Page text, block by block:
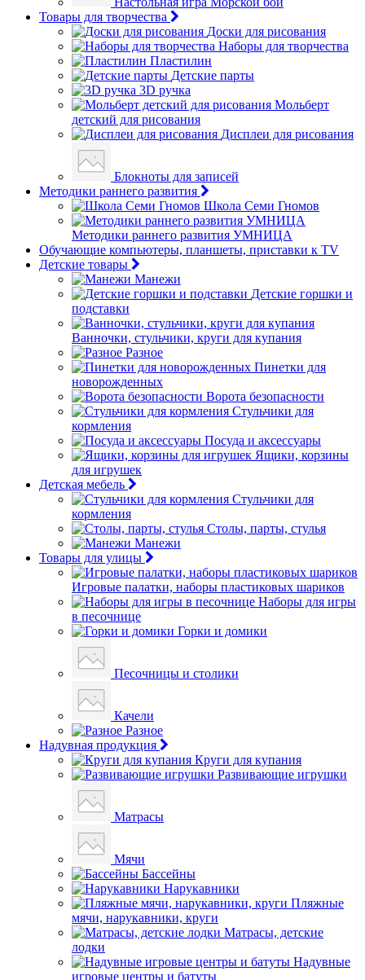
Товары для творчества
Доски для рисования
Наборы для творчества
Пластилин
Детские парты
3D ручка
Мольберт
детский для рисования
Дисплеи для рисования
Блокноты для записей
Методики раннего развития
Школа Семи Гномов
Методики раннего развития УМНИЦА
Обучающие компьютеры, планшеты, приставки к TV
Детские товары
Манежи
Детские горшки и
подставки
Ванночки, стульчики, круги для купания
Разное
Пинетки для
новорожденных
Ворота безопасности
Стульчики для
кормления
Посуда и аксессуары
Ящики, корзины
для игрушек
Детская мебель
Стульчики для
кормления
Столы, парты, стулья
Манежи
Товары для улицы
Игровые палатки, наборы пластиковых шариков
Наборы для игры
в песочнице
Горки и домики
Песочницы и столики
Качели
Разное
Надувная продукция
Круги для купания
Развивающие игрушки
Матрасы
Мячи
Бассейны
Нарукавники
Пляжные
мячи, нарукавники, круги
Матрасы, детские
лодки
Надувные
игровые центры и батуты